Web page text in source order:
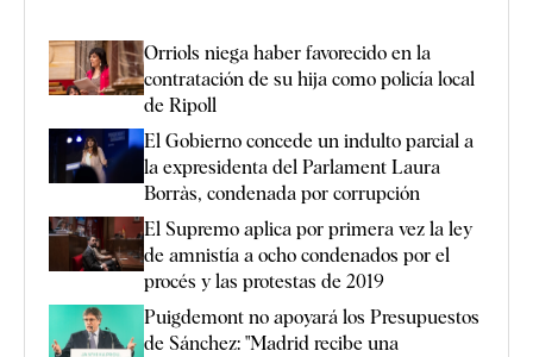
Orriols niega haber favorecido en la
contratación de su hija como policía local
de Ripoll
El Gobierno concede un indulto parcial a
la expresidenta del Parlament Laura
Borràs, condenada por corrupción
El Supremo aplica por primera vez la ley
de amnistía a ocho condenados por el
procés y las protestas de 2019
Puigdemont no apoyará los Presupuestos
de Sánchez: "Madrid recibe una